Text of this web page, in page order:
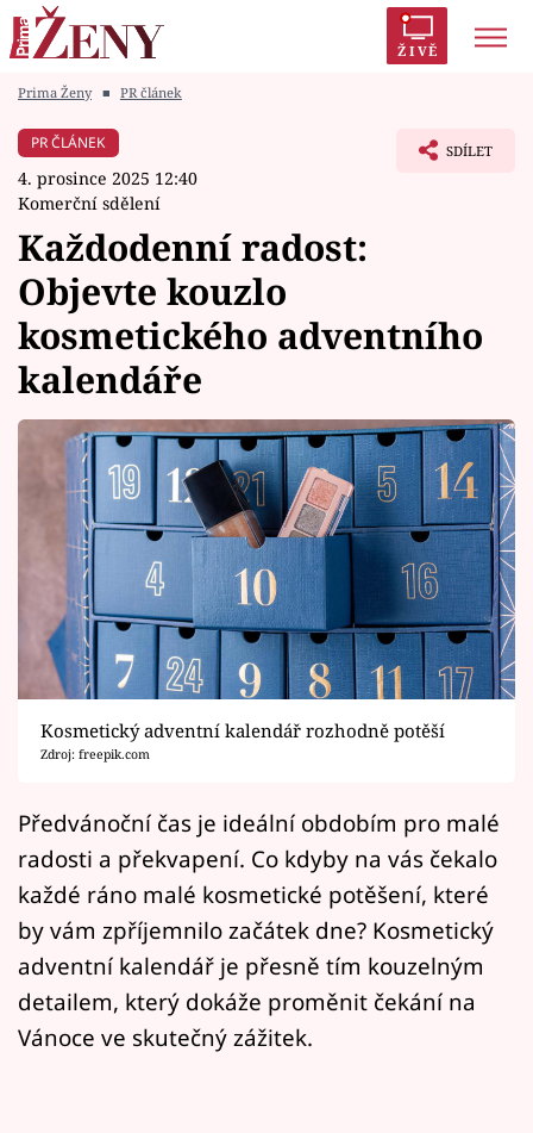
ŽIVĚ
Módní alarm
Témata
Celebrity
Vztahy
Seriály
Horoskopy
Sledujte prima+
Filmový festival Karlovy Vary
Přihlášení
Sledujte nás
Prima Ženy ■ PR článek
PR ČLÁNEK
4. prosince 2025 12:40
Komerční sdělení
SDÍLET
Každodenní radost:
Objevte kouzlo
kosmetického adventního
kalendáře
Kosmetický adventní kalendář rozhodně potěší
Zdroj: freepik.com
Předvánoční čas je ideální obdobím pro malé
radosti a překvapení. Co kdyby na vás čekalo
každé ráno malé kosmetické potěšení, které
by vám zpříjemnilo začátek dne? Kosmetický
adventní kalendář je přesně tím kouzelným
detailem, který dokáže proměnit čekání na
Vánoce ve skutečný zážitek.